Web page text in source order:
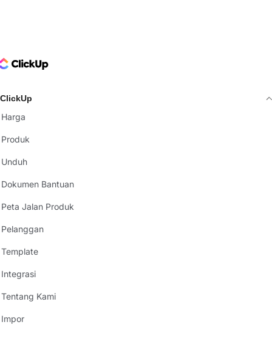
Logo
ClickUp
Harga
Produk
Unduh
Dokumen Bantuan
Peta Jalan Produk
Pelanggan
Template
Integrasi
Tentang Kami
Impor